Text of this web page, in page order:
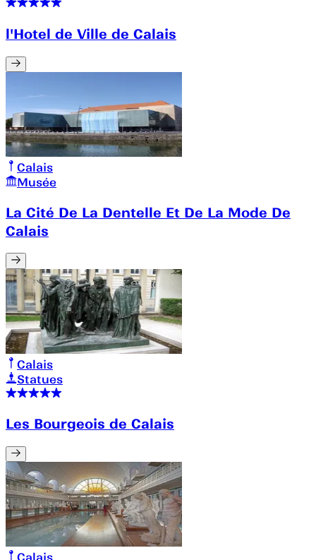
l'Hotel de Ville de Calais
Calais
Musée
La Cité De La Dentelle Et De La Mode De
Calais
Calais
Statues
Les Bourgeois de Calais